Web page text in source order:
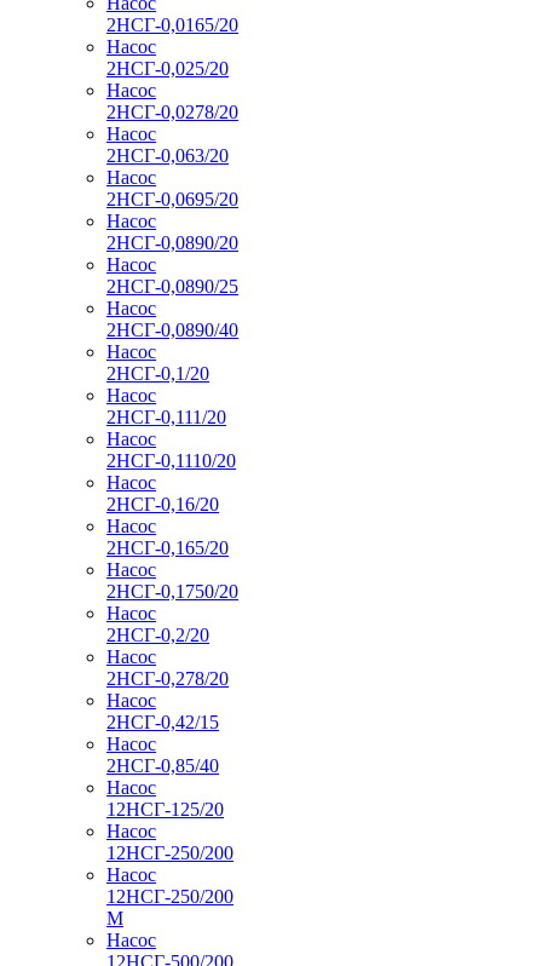
2НСГ-0,0165/20
Насос
2НСГ-0,025/20
Насос
2НСГ-0,0278/20
Насос
2НСГ-0,063/20
Насос
2НСГ-0,0695/20
Насос
2НСГ-0,0890/20
Насос
2НСГ-0,0890/25
Насос
2НСГ-0,0890/40
Насос
2НСГ-0,1/20
Насос
2НСГ-0,111/20
Насос
2НСГ-0,1110/20
Насос
2НСГ-0,16/20
Насос
2НСГ-0,165/20
Насос
2НСГ-0,1750/20
Насос
2НСГ-0,2/20
Насос
2НСГ-0,278/20
Насос
2НСГ-0,42/15
Насос
2НСГ-0,85/40
Насос
12НСГ-125/20
Насос
12НСГ-250/200
Насос
12НСГ-250/200
М
Насос
12НСГ-500/200